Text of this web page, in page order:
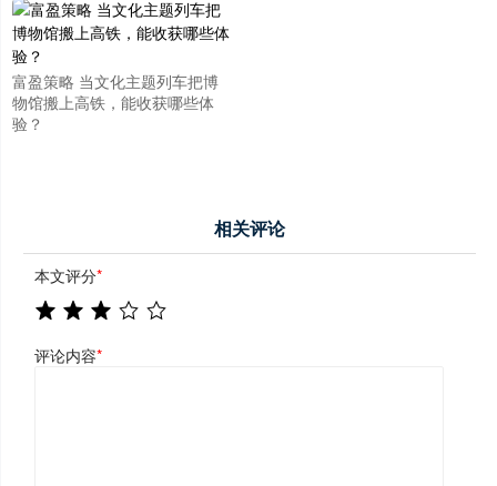
富盈策略 当文化主题列车把博
物馆搬上高铁，能收获哪些体
验？
相关评论
本文评分*
评论内容*